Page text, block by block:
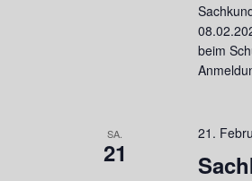
beim
SA.
21
21.